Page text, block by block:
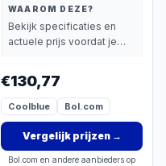
WAAROM DEZE?
Bekijk specificaties en
actuele prijs voordat je
€130,77
Coolblue Bol.com
Vergelijk prijzen→
Bol.com en andere aanbieders op